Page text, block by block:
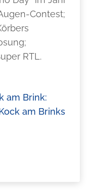
Contest;
RTL.
am Brink:
am Brinks